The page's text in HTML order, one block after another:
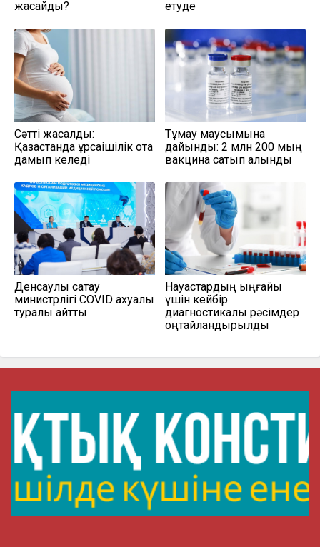
жасайды?
етуде
Сәтті жасалды:
Қазақстанда құрсақішілік ота
дамып келеді
Тұмау маусымына
дайындық: 2 млн 200 мың
вакцина сатып алынды
Денсаулық сақтау
министрлігі COVID ахуалы
туралы айтты
Науқастардың ыңғайы
үшін кейбір
диагностикалық рәсімдер
оңтайландырылды